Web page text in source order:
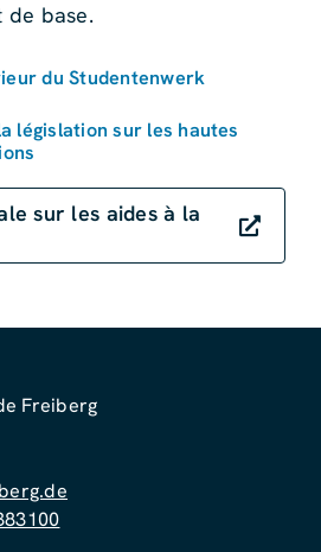
de base.
du Studentenwerk
législation sur les hautes
sur les aides à la
Freiberg